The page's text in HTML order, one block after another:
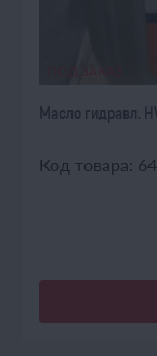
Масло гидравл.
Код товара: